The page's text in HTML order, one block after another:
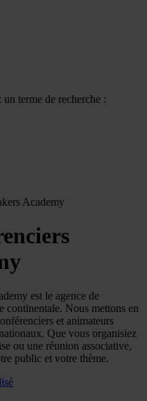
un terme de recherche :
Academy
est le agence de
continentale. Nous mettons en
et animateurs
Que vous organisiez
ou une réunion associative,
public et votre thème.